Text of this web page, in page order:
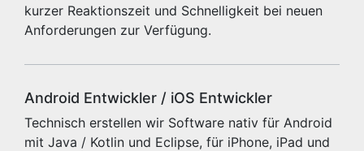
kurzer Reaktionszeit und Schnelligkeit bei neuen
Anforderungen zur Verfügung.
Android Entwickler / iOS Entwickler
Technisch erstellen wir Software nativ für Android
mit Java / Kotlin und Eclipse, für iPhone, iPad und